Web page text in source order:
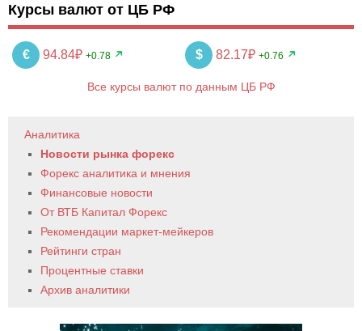
Курсы валют от ЦБ РФ
€ 94.84₽ +0.78 $ 82.17₽ +0.76
Все курсы валют по данным ЦБ РФ
Аналитика
Новости рынка форекс
Форекс аналитика и мнения
Финансовые новости
От ВТБ Капитал Форекс
Рекомендации маркет-мейкеров
Рейтинги стран
Процентные ставки
Архив аналитики